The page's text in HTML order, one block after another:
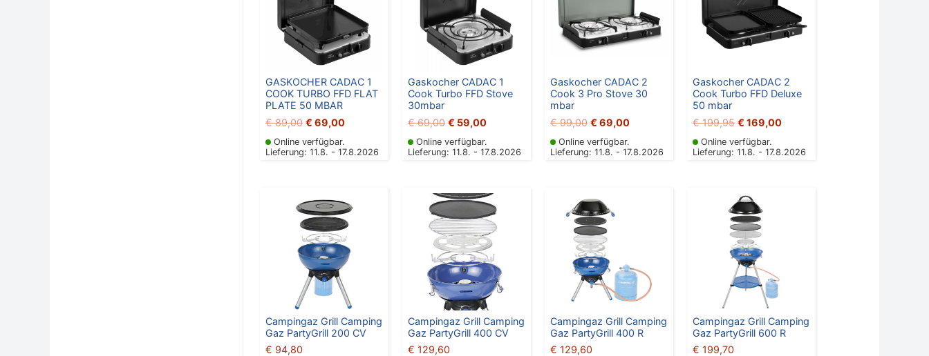
GASKOCHER CADAC 1
COOK TURBO FFD FLAT
PLATE 50 MBAR
€89,00 € 69,00
Online verfügbar.
Lieferung: 11.8. - 17.8.2026
Gaskocher CADAC 1
Cook Turbo FFD Stove
30mbar
€69,00 € 59,00
Online verfügbar.
Lieferung: 11.8. - 17.8.2026
Gaskocher CADAC 2
Cook 3 Pro Stove 30
mbar
€99,00 € 69,00
Online verfügbar.
Lieferung: 11.8. - 17.8.2026
Gaskocher CADAC 2
Cook Turbo FFD Deluxe
50 mbar
€199,95 € 169,00
Online verfügbar.
Lieferung: 11.8. - 17.8.2026
Campingaz Grill Camping
Gaz PartyGrill 200 CV
€ 94,80
Campingaz Grill Camping
Gaz PartyGrill 400 CV
€ 129,60
Campingaz Grill Camping
Gaz PartyGrill 400 R
€ 129,60
Campingaz Grill Camping
Gaz PartyGrill 600 R
€ 199,70